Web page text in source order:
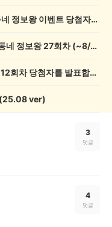
💰[당첨자 발표] 26회차 우리 동네 정보왕 이벤트 당첨자를 발표합니다!
💸 전원 2,000캐시 지급! 우리 동네 정보왕 27회차 (~8/10)
💰[당첨자 발표] 우리 동네 썰전 12회차 당첨자를 발표합니다!
(25.08 ver)
3
댓글
4
댓글